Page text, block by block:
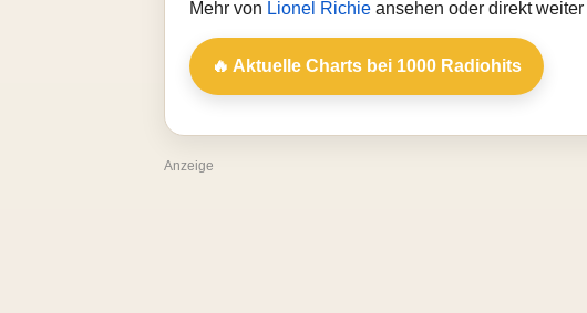
Mehr von Lionel Richie ansehen oder direkt weiter
🔥 Aktuelle Charts bei 1000 Radiohits
Anzeige